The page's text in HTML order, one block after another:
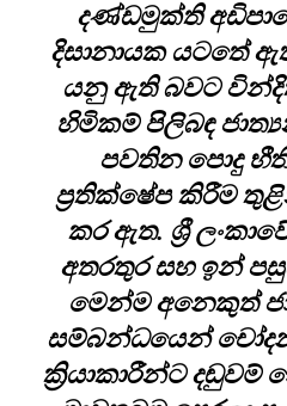
දණ්ඩමුක්ති
දිසානායක යටතේ
යනු ඇති බවට
හිමිකම් පිලිබඳ
පවතින පොදු
ප්‍රතික්ෂේප කිරීම
කර ඇත. ශ්‍රී
අතරතුර සහ ඉන්
මෙන්ම අනෙකුත්
සම්බන්ධයෙන්
ක්‍රියාකාරීන්ට